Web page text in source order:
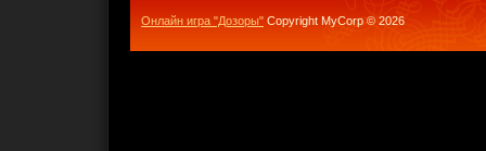
Онлайн игра "Дозоры" Copyright MyCorp © 2026